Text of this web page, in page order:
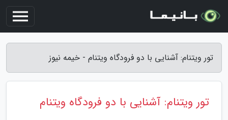
تور ویتنام: آشنایی با دو فرودگاه ویتنام - خیمه نیوز
تور ویتنام: آشنایی با دو فرودگاه ویتنام